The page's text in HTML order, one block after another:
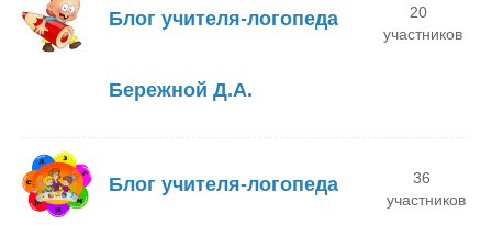
Блог учителя-логопеда
Бережной Д.А.
20
участников
Блог учителя-логопеда
36
участников